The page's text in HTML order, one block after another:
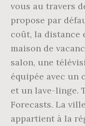
vous au travers
propose par
coût, la distance
maison de
salon, une
équipée avec un
et un lave-linge.
Forecasts. La
appartient à la